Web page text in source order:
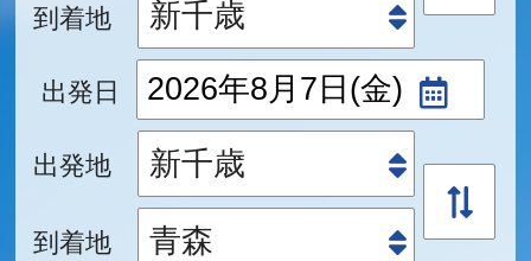
到着地
出発日
出発地
到着地